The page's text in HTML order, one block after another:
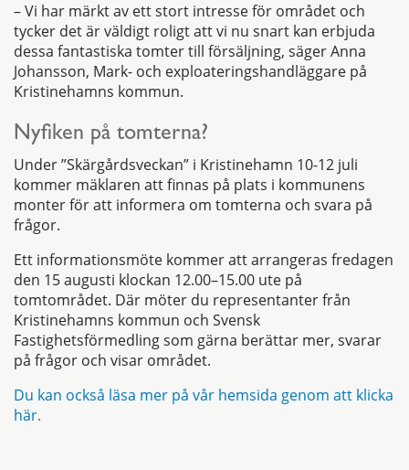
– Vi har märkt av ett stort intresse för området och
tycker det är väldigt roligt att vi nu snart kan erbjuda
dessa fantastiska tomter till försäljning, säger Anna
Johansson, Mark- och exploateringshandläggare på
Kristinehamns kommun.
Nyfiken på tomterna?
Under ”Skärgårdsveckan” i Kristinehamn 10-12 juli
kommer mäklaren att finnas på plats i kommunens
monter för att informera om tomterna och svara på
frågor.
Ett informationsmöte kommer att arrangeras fredagen
den 15 augusti klockan 12.00–15.00 ute på
tomtområdet. Där möter du representanter från
Kristinehamns kommun och Svensk
Fastighetsförmedling som gärna berättar mer, svarar
på frågor och visar området.
Du kan också läsa mer på vår hemsida genom att klicka
här.